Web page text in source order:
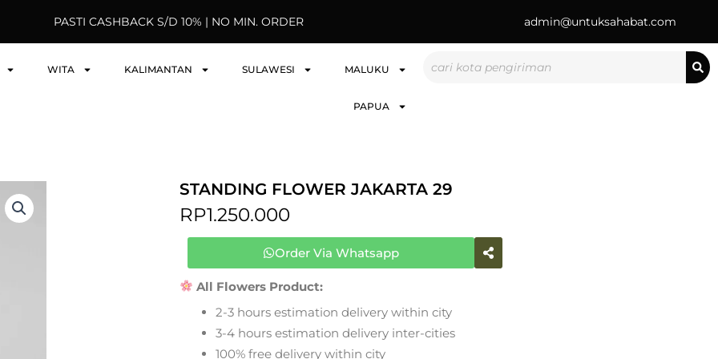
PASTI CASHBACK S/D 10% | NO MIN. ORDER admin@untuksahabat.com
WITA KALIMANTAN SULAWESI MALUKU
PAPUA
STANDING FLOWER JAKARTA 29
RP1.250.000
Order Via Whatsapp
All Flowers Product:
2-3 hours estimation delivery within city
3-4 hours estimation delivery inter-cities
100% free delivery within city